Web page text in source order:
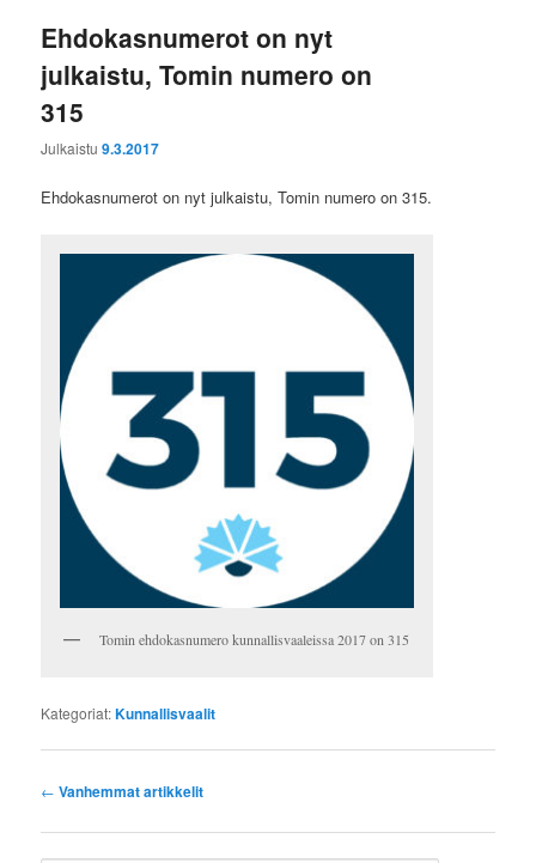
Ehdokasnumerot on nyt
julkaistu, Tomin numero on
315
Julkaistu9.3.2017
Ehdokasnumerot on nyt julkaistu, Tomin numero on 315.
Tomin ehdokasnumero kunnallisvaaleissa 2017 on 315
Kategoriat:Kunnallisvaalit
Artikkelien
← Vanhemmat artikkelit